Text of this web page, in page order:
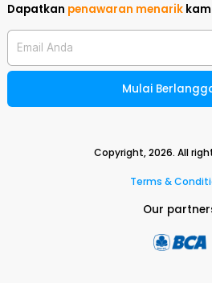
Dapatkan penawaran menarik
Email Anda
Mulai
Copyright,2026. All
Terms &
Our